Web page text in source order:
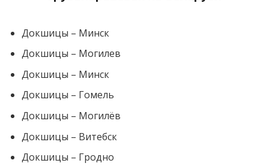
Докшицы – Минск
Докшицы – Могилев
Докшицы – Минск
Докшицы – Гомель
Докшицы – Могилёв
Докшицы – Витебск
Докшицы – Гродно